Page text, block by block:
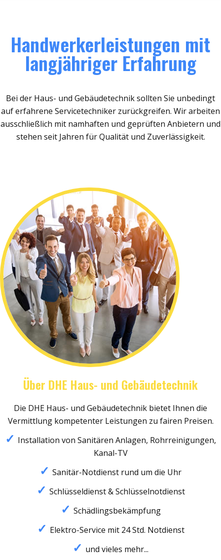
Handwerkerleistungen mit
langjähriger Erfahrung
Bei der Haus- und Gebäudetechnik sollten Sie unbedingt
auf erfahrene Servicetechniker zurückgreifen. Wir arbeiten
ausschließlich mit namhaften und geprüften Anbietern und
stehen seit Jahren für Qualität und Zuverlässigkeit.
Über DHE Haus- und Gebäudetechnik
Die DHE Haus- und Gebäudetechnik bietet Ihnen die
Vermittlung kompetenter Leistungen zu fairen Preisen.
Installation von Sanitären Anlagen, Rohrreinigungen,
Kanal-TV
Sanitär-Notdienst rund um die Uhr
Schlüsseldienst & Schlüsselnotdienst
Schädlingsbekämpfung
Elektro-Service mit 24 Std. Notdienst
und vieles mehr...